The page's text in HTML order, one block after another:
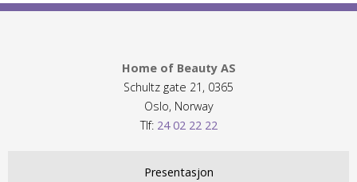
Home of Beauty AS
Schultz gate 21, 0365
Oslo, Norway
Tlf: 24 02 22 22
Presentasjon